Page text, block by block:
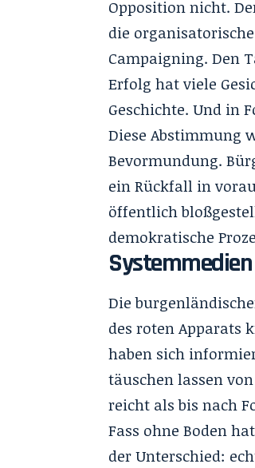
Opposition nicht.
die
Campaigning. Den
Erfolg hat viele
Geschichte. Und in
Diese Abstimmung
Bevormundung.
ein Rückfall in
öffentlich
demokratische
Die
des roten Apparats
haben sich
täuschen lassen
reicht als bis nach
Fass ohne Boden
der Unterschied: